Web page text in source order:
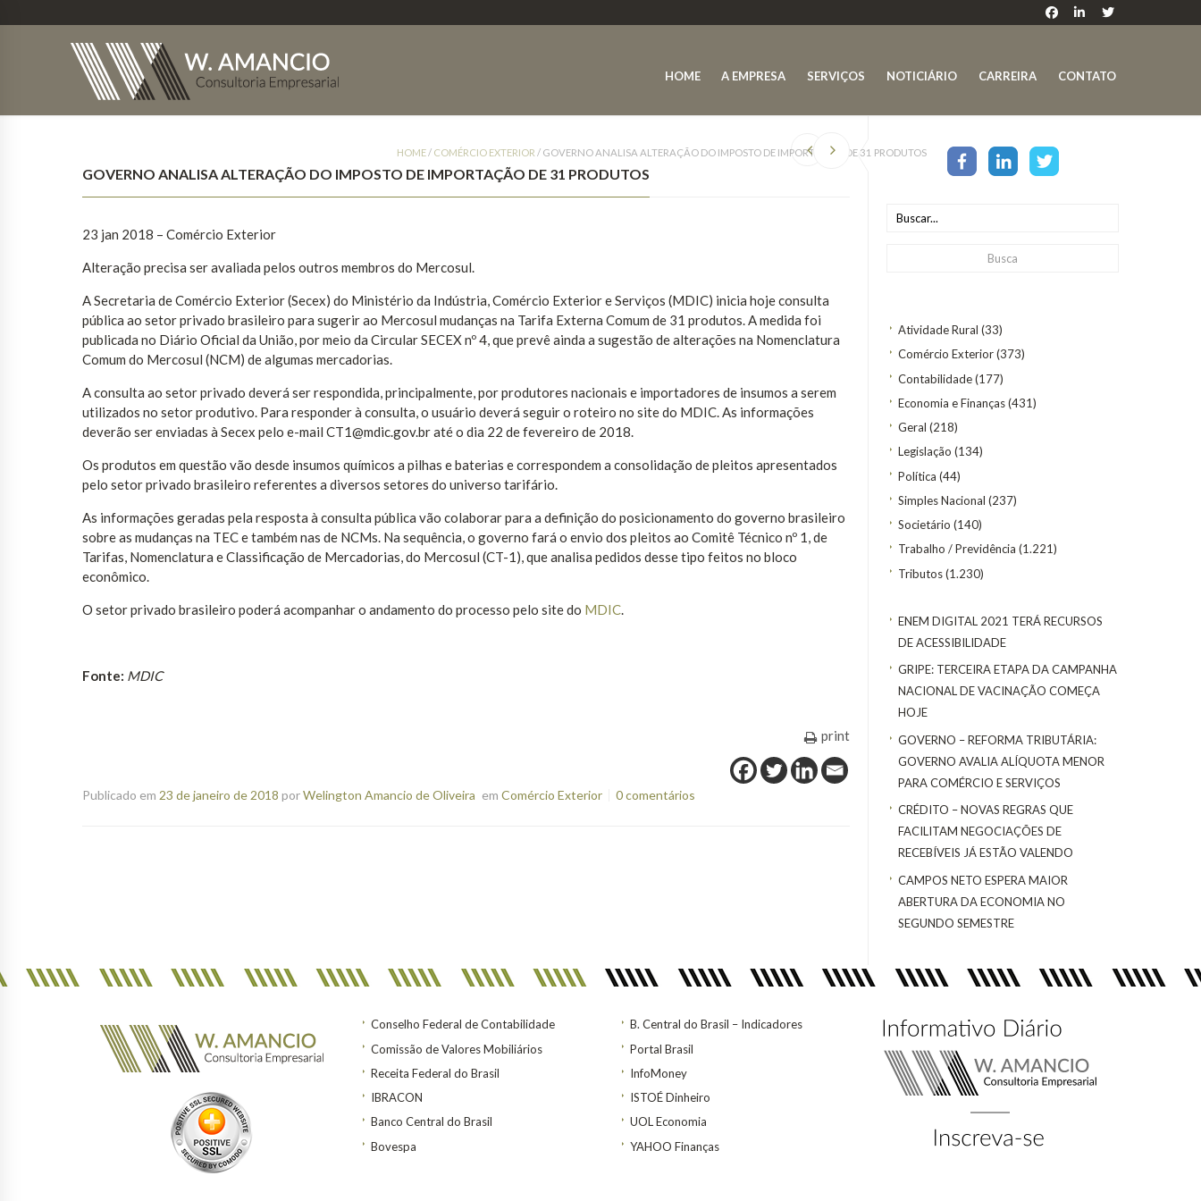
HOME A EMPRESA SERVIÇOS NOTICIÁRIO CARREIRA CONTATO
Atividade Rural (33)
Comércio Exterior(373)
Contabilidade(177)
Economia e Finanças(431)
Geral (218)
Legislação (134)
Política (44)
Simples Nacional (237)
Societário (140)
Trabalho / Previdência (1.221)
Tributos(1.230)
ENEM DIGITAL 2021 TERÁ RECURSOS
DE ACESSIBILIDADE
GRIPE: TERCEIRA ETAPA DA CAMPANHA
NACIONAL DE VACINAÇÃO COMEÇA
HOJE
GOVERNO – REFORMA TRIBUTÁRIA:
GOVERNO AVALIA ALÍQUOTA MENOR
PARA COMÉRCIO E SERVIÇOS
CRÉDITO – NOVAS REGRAS QUE
FACILITAM NEGOCIAÇÕES DE
RECEBÍVEIS JÁ ESTÃO VALENDO
CAMPOS NETO ESPERA MAIOR
ABERTURA DA ECONOMIA NO
SEGUNDO SEMESTRE
HOME/ COMÉRCIO EXTERIOR / GOVERNO ANALISA ALTERAÇÃO DO IMPOSTO DE IMPORTAÇÃO DE 31 PRODUTOS
GOVERNO ANALISA ALTERAÇÃO DO IMPOSTO DE IMPORTAÇÃO DE 31 PRODUTOS
23 jan 2018 – Comércio Exterior
Alteração precisa ser avaliada pelos outros membros do Mercosul.
A Secretaria de Comércio Exterior (Secex) do Ministério da Indústria, Comércio Exterior e Serviços (MDIC) inicia hoje consulta
pública ao setor privado brasileiro para sugerir ao Mercosul mudanças na Tarifa Externa Comum de 31 produtos. A medida foi
publicada no Diário Oficial da União, por meio da Circular SECEX nº 4, que prevê ainda a sugestão de alterações na Nomenclatura
Comum do Mercosul (NCM) de algumas mercadorias.
A consulta ao setor privado deverá ser respondida, principalmente, por produtores nacionais e importadores de insumos a serem
utilizados no setor produtivo. Para responder à consulta, o usuário deverá seguir o roteiro no site do MDIC. As informações
deverão ser enviadas à Secex pelo e-mail CT1@mdic.gov.br até o dia 22 de fevereiro de 2018.
Os produtos em questão vão desde insumos químicos a pilhas e baterias e correspondem a consolidação de pleitos apresentados
pelo setor privado brasileiro referentes a diversos setores do universo tarifário.
As informações geradas pela resposta à consulta pública vão colaborar para a definição do posicionamento do governo brasileiro
sobre as mudanças na TEC e também nas de NCMs. Na sequência, o governo fará o envio dos pleitos ao Comitê Técnico nº 1, de
Tarifas, Nomenclatura e Classificação de Mercadorias, do Mercosul (CT-1), que analisa pedidos desse tipo feitos no bloco
econômico.
O setor privado brasileiro poderá acompanhar o andamento do processo pelo site do MDIC.
Fonte: MDIC
print
Publicado em 23 de janeiro de 2018 porWelington Amancio de Oliveira em Comércio Exterior 0 comentários
Conselho Federal de Contabilidade
Comissão de Valores Mobiliários
Receita Federal do Brasil
IBRACON
Banco Central do Brasil
Bovespa
B. Central do Brasil – Indicadores
Portal Brasil
InfoMoney
ISTOÉ Dinheiro
UOL Economia
YAHOO Finanças